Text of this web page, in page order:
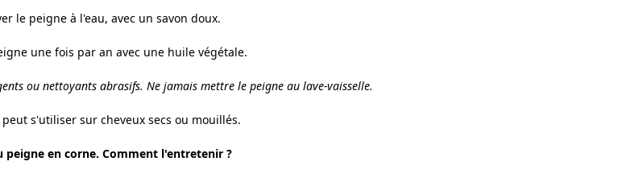
le peigne à l'eau, avec un savon doux.
une fois par an avec une huile végétale.
ou nettoyants abrasifs. Ne jamais mettre le peigne au lave-vaisselle.
s'utiliser sur cheveux secs ou mouillés.
peigne en corne. Comment l'entretenir ?